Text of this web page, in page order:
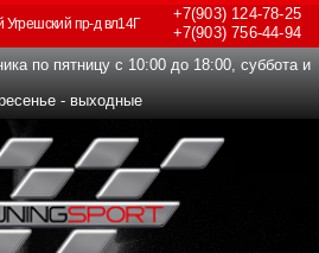
+7(903)124-78-25
+7(903)756-44-94
Угрешский пр-д вл14Г
по пятницу с 10:00 до 18:00, суббота и
- выходные